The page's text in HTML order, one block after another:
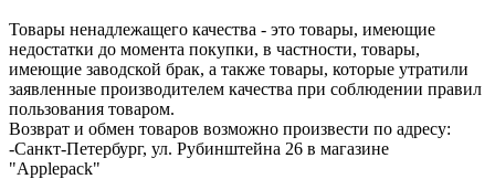
Товары ненадлежащего качества - это товары, имеющие
недостатки до момента покупки, в частности, товары,
имеющие заводской брак, а также товары, которые утратили
заявленные производителем качества при соблюдении правил
пользования товаром.
Возврат и обмен товаров возможно произвести по адресу:
-Санкт-Петербург, ул. Рубинштейна 26 в магазине
"Applepack"